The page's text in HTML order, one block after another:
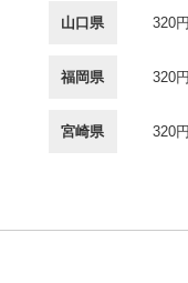
山口県 320円
福岡県 320円
宮崎県 320円